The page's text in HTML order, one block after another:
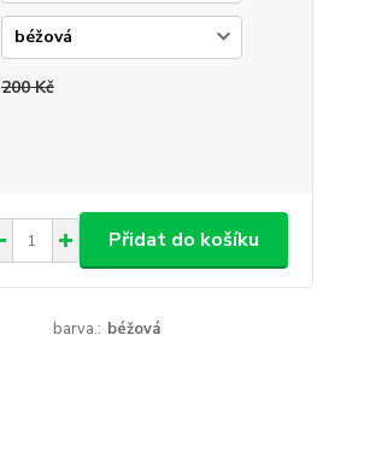
200 Kč
Přidat do košíku
barva.: béžová